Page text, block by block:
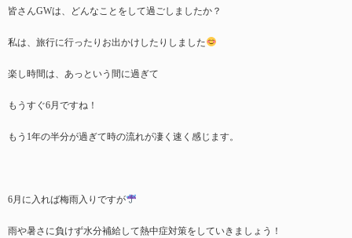
皆さんGWは、どんなことをして過ごしましたか？
私は、旅行に行ったりお出かけしたりしました
楽し時間は、あっという間に過ぎて
もうすぐ6月ですね！
もう1年の半分が過ぎて時の流れが凄く速く感じます。
6月に入れば梅雨入りですが
雨や暑さに負けず水分補給して熱中症対策をしていきましょう！